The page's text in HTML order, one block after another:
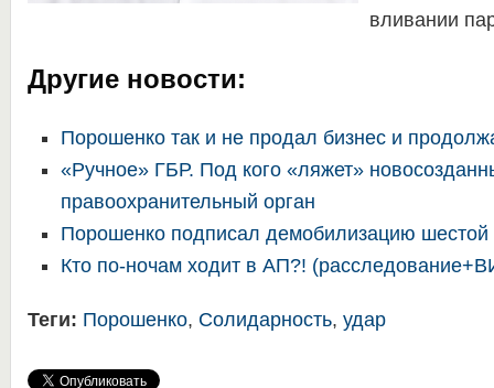
вливании
Другие новости:
Порошенко так и не продал бизнес и
«Ручное» ГБР. Под кого «ляжет»
правоохранительный орган
Порошенко подписал демобилизацию
Кто по-ночам ходит в АП?!
Теги: Порошенко, Солидарность, удар